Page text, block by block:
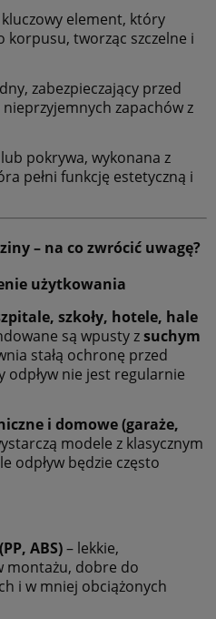
kluczowy element, który
korpusu, tworząc szczelne i
zabezpieczający przed
zapachów z
pokrywa, wykonana z
pełni funkcję estetyczną i
– na co zwrócić uwagę?
użytkowania
szkoły, hotele, hale
są wpusty zsuchym
stałą ochronę przed
odpływ nie jest regularnie
i domowe (garaże,
modele z klasycznym
odpływ będzie często
ABS)– lekkie,
montażu, dobre do
i w mniej obciążonych